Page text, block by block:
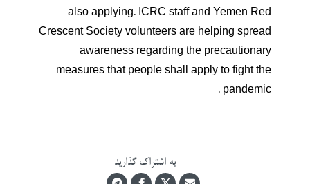
also applying. ICRC staff and Yemen Red
Crescent Society volunteers are helping spread
awareness regarding the precautionary
measures that people shall apply to fight the
pandemic .
به اشتراک گذارید